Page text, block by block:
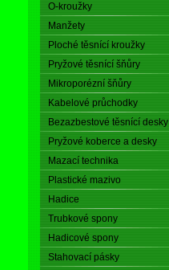
O-kroužky
Manžety
Ploché těsnící kroužky
Pryžové těsnící šňůry
Mikroporézní šňůry
Kabelové průchodky
Bezazbestové těsnící desky
Pryžové koberce a desky
Mazací technika
Plastické mazivo
Hadice
Trubkové spony
Hadicové spony
Stahovací pásky